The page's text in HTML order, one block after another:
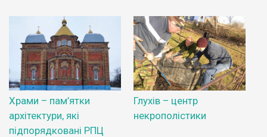
Храми – пам’ятки
архітектури, які
підпорядковані РПЦ
Глухів – центр
некрополістики